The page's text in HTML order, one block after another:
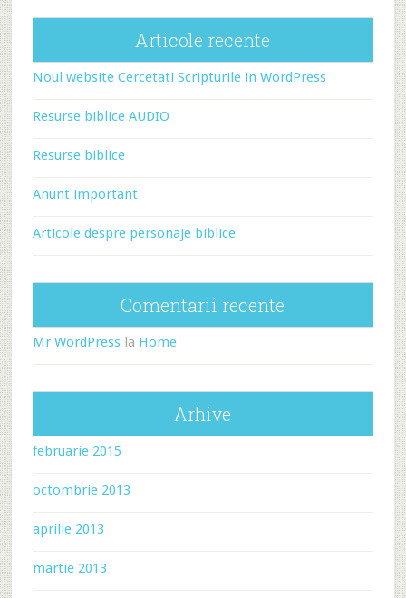
Articole recente
Noul website Cercetati Scripturile in WordPress
Resurse biblice AUDIO
Resurse biblice
Anunt important
Articole despre personaje biblice
Comentarii recente
Mr WordPressla Home
Arhive
februarie 2015
octombrie 2013
aprilie 2013
martie 2013